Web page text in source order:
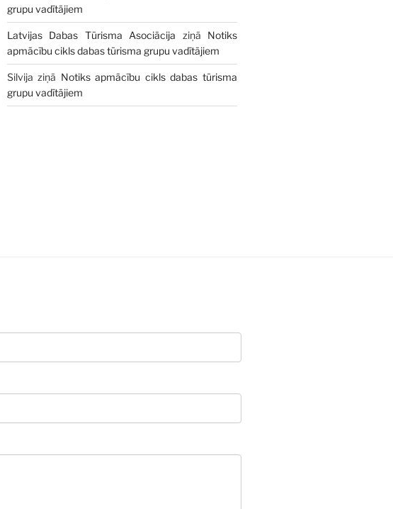
grupu vadītājiem
Latvijas Dabas Tūrisma Asociācija ziņā Notiks
apmācību cikls dabas tūrisma grupu vadītājiem
Silvija ziņā Notiks apmācību cikls dabas tūrisma
grupu vadītājiem